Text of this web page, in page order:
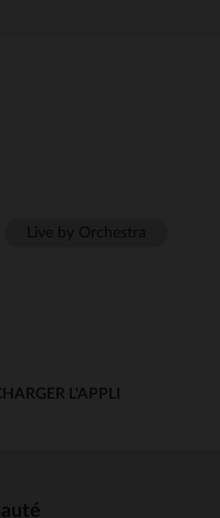
L'APPLI